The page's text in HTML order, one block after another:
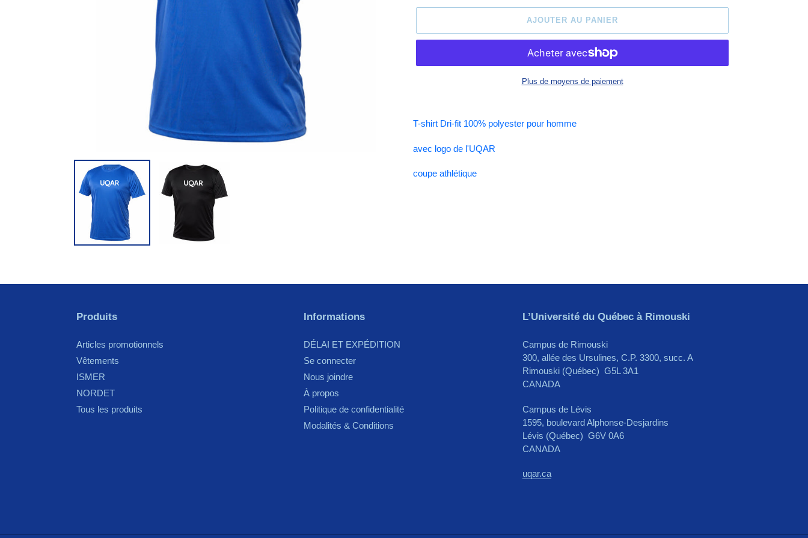
AJOUTER AU PANIER
Plus de moyens de paiement
d'un
panier
T-shirt Dri-fit 100% polyester pour homme
avec logo de l'UQAR
coupe athlétique
Produits
Articles promotionnels
Vêtements
ISMER
NORDET
Tous les produits
Informations
DÉLAI ET EXPÉDITION
Se connecter
Nous joindre
À propos
Politique de confidentialité
Modalités & Conditions
L’Université du Québec à Rimouski
Campus de Rimouski
300, allée des Ursulines, C.P. 3300, succ. A
Rimouski (Québec) G5L 3A1
CANADA
Campus de Lévis
1595, boulevard Alphonse-Desjardins
Lévis (Québec) G6V 0A6
CANADA
uqar.ca